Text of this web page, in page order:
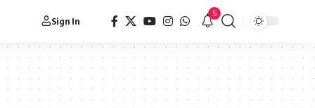
Sign In
5